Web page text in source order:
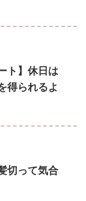
ト】休日は
得られるよ
切って気合